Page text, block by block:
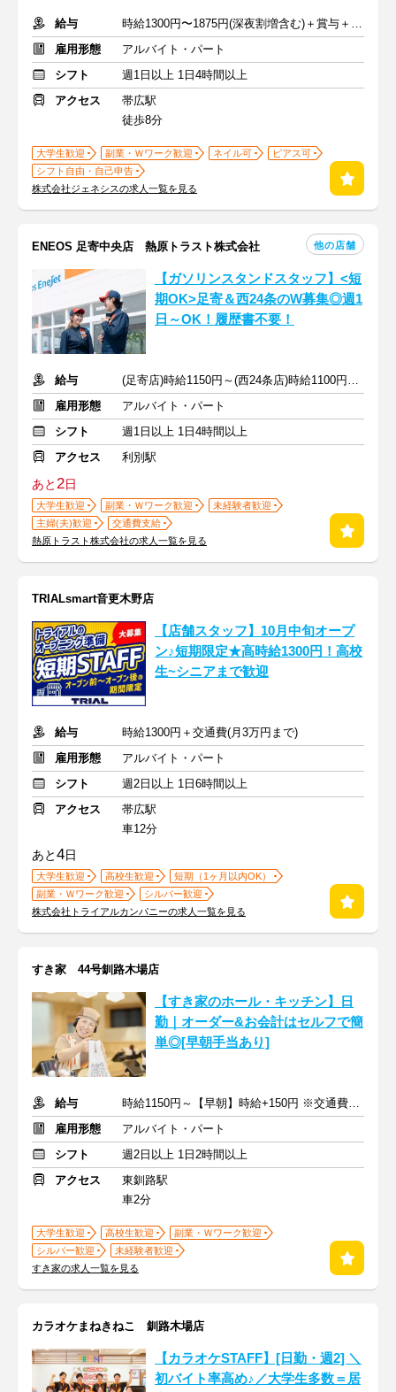
給与
時給1300円〜1875円(深夜割増含む)＋賞与＋通勤手当
雇用形態
アルバイト・パート
シフト
週1日以上 1日4時間以上
アクセス
帯広駅
徒歩8分
大学生歓迎 副業・Ｗワーク歓迎 ネイル可
ピアス可
シフト自由・自己申告
株式会社ジェネシスの求人一覧を見る
ENEOS 足寄中央店 熱原トラスト株式会社 他の店舗
【ガソリンスタンドスタッフ】<短
期OK>足寄＆西24条のW募集◎週1
日～OK！履歴書不要！
給与
(足寄店)時給1150円～(西24条店)時給1100円～+交通費(両店舗)
雇用形態
アルバイト・パート
シフト
週1日以上 1日4時間以上
アクセス
利別駅
あと2日
大学生歓迎 副業・Ｗワーク歓迎
未経験者歓迎
主婦(夫)歓迎
交通費支給
熱原トラスト株式会社の求人一覧を見る
TRIALsmart音更木野店
【店舗スタッフ】10月中旬オープ
ン♪短期限定★高時給1300円！高校
生~シニアまで歓迎
給与
時給1300円＋交通費(月3万円まで)
雇用形態
アルバイト・パート
シフト
週2日以上 1日6時間以上
アクセス
帯広駅
車12分
あと4日
大学生歓迎 高校生歓迎
短期（1ヶ月以内OK）
副業・Ｗワーク歓迎
シルバー歓迎
株式会社トライアルカンパニーの求人一覧を見る
すき家 44号釧路木場店
【すき家のホール・キッチン】日
勤｜オーダー&お会計はセルフで簡
単◎[早朝手当あり]
給与
時給1150円～【早朝】時給+150円 ※交通費支給
雇用形態
アルバイト・パート
シフト
週2日以上 1日2時間以上
アクセス
東釧路駅
車2分
大学生歓迎 高校生歓迎
副業・Ｗワーク歓迎
シルバー歓迎
未経験者歓迎
すき家の求人一覧を見る
カラオケまねきねこ 釧路木場店
【カラオケSTAFF】[日勤・週2] ＼
初バイト率高め♪／大学生多数＝居